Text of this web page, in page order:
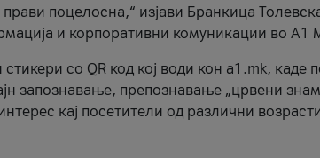
поцелосна,“ изјави Бранкица
и корпоративни комуникации во А1
со QR код кој води кон a1.mk, каде
запознавање, препознавање „црвени
кај посетители од различни